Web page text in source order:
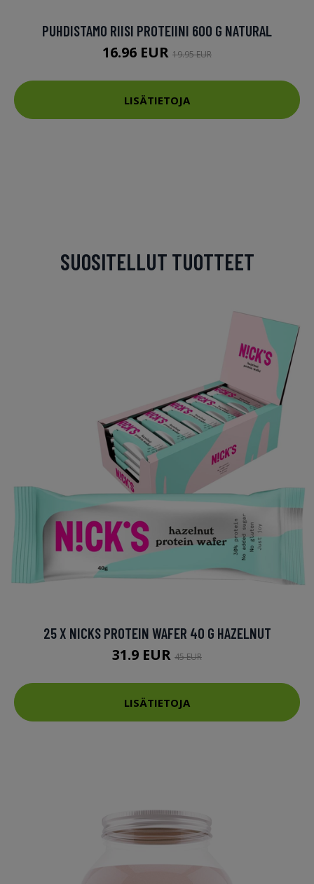
PUHDISTAMO RIISI PROTEIINI 600 G NATURAL
16.96 EUR 19.95 EUR
LISÄTIETOJA
SUOSITELLUT TUOTTEET
25 X NICKS PROTEIN WAFER 40 G HAZELNUT
31.9 EUR 45 EUR
LISÄTIETOJA